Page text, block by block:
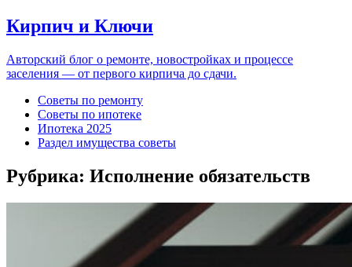
Кирпич и Ключи
Авторский блог о ремонте, новостройках и процессе
заселения — от первого кирпича до сдачи.
Советы по ремонту
Советы по ипотеке
Ипотека 2025
Раздел имущества советы
Рубрика: Исполнение обязательств